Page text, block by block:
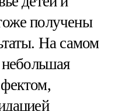
получены
На самом